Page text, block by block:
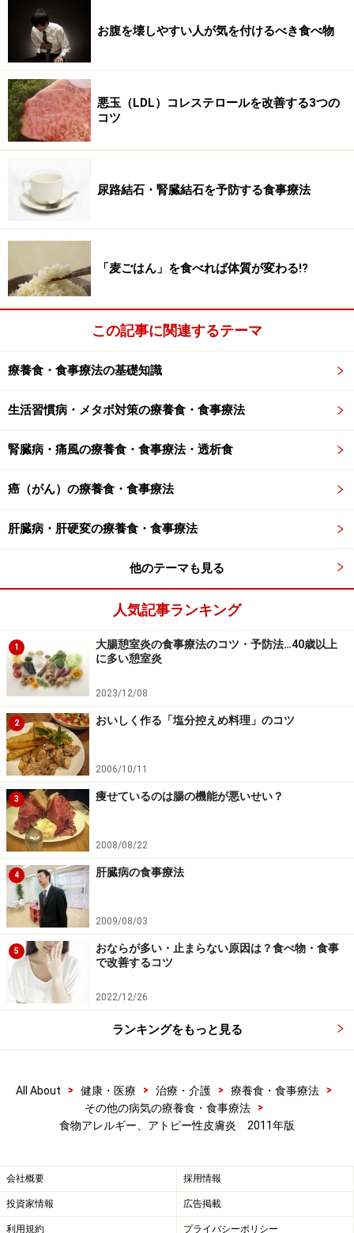
主なアレルゲンとなる食材の導入タイミン
グ
遺伝的に食物アレルギーのリスクがある場合でも、代表
魚、えび、いか、木の実（くるみ、アーモンド等）、大
豆など）となる食材を除去する必要はなく、日常的にこ
れらのアレルギーテストをする必要もないというのがコ
研究機関などから発表されている一般的な離乳食導入の
タイミングに従えばよいと考えられています。一般的に
は導入した時点でアレルギーが出てしまうというのが一
般的な認識のようです。ただし、親、兄妹に非常に深刻
食・幼児食のタイミングを遅らせるというのが、アメリ
カ小児学会の見解のようです。母乳・育児用ミルク以外
の全ての離乳食開始は6ヶ月から、そして牛乳は1歳以
降、卵は2歳以降、ピーナッツ、木の実（くるみ、アー
モンド等）、貝、いか、えび類は3歳以降の導入を勧め
ているようです。
食物アレルギーの経過
アレルギー反応を起こさなくなるまでの時間やタイミン
グには個人差があります。子供のときに牛乳、卵、大
豆、麦にアレルギーがあっても8割程度は成長につれて
反応を起こさなくなります。しかし、ピーナツや木の
実、魚、いか、えびへのアレルギーは約2割程度だけが
反応を示さなくなるようです。前者は後者よりも早い時
期にアレルギーが見られなくなることが多いようです。
アレルギーが残る可能性が高くなるのは、1つ以上の食
物にアレルギーがあった場合、アレルギーを示した頃の
IgE抗体が高いことや、アトピー系の疾患がある場合だと
考えられています。ただし前でも触れましたが、IgE抗体
食物アレルギーの対策はアレルギー反応を起こす食物を
避ける事しか方法がありません。食物アレルギーの症状
が重篤でない場合は、その症状とどう付き合うかは個別
お腹を壊しやすい人が気を付けるべき食べ物
悪玉（LDL）コレステロールを改善する3つの
コツ
尿路結石・腎臓結石を予防する食事療法
「麦ごはん」を食べれば体質が変わる!?
この記事に関連するテーマ
療養食・食事療法の基礎知識
生活習慣病・メタボ対策の療養食・食事療法
腎臓病・痛風の療養食・食事療法・透析食
癌（がん）の療養食・食事療法
肝臓病・肝硬変の療養食・食事療法
他のテーマも見る
人気記事ランキング
1
大腸憩室炎の食事療法のコツ・予防法…40歳以上
に多い憩室炎
2023/12/08
2 おいしく作る「塩分控えめ料理」のコツ
2006/10/11
3 痩せているのは腸の機能が悪いせい？
2008/08/22
4 肝臓病の食事療法
2009/08/03
5
おならが多い・止まらない原因は？食べ物・食事
で改善するコツ
2022/12/26
ランキングをもっと見る
All About > 健康・医療 > 治療・介護 > 療養食・食事療法
>
その他の病気の療養食・食事療法
>
食物アレルギー、アトピー性皮膚炎 2011年版
会社概要 採用情報
投資家情報 広告掲載
利用規約 プライバシーポリシー